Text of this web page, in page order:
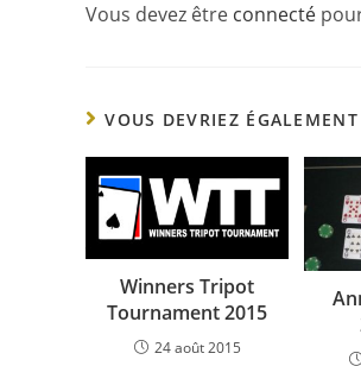
Vous devez être connecté
VOUS DEVRIEZ
Winners Tripot
Tournament 2015
24 août 2015